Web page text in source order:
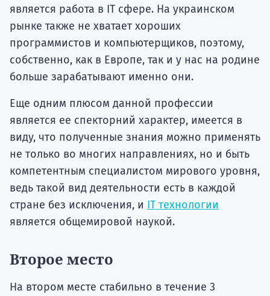
является работа в IT сфере. На украинском
рынке также не хватает хороших
программистов и компьютерщиков, поэтому,
собственно, как в Европе, так и у нас на родине
больше зарабатывают именно они.
Еще одним плюсом данной профессии
является ее спекторний характер, имеется в
виду, что полученные знания можно применять
не только во многих направлениях, но и быть
компетентным специалистом мирового уровня,
ведь такой вид деятельности есть в каждой
стране без исключения, и IT технологии
является общемировой наукой.
Второе место
На втором месте стабильно в течение 3